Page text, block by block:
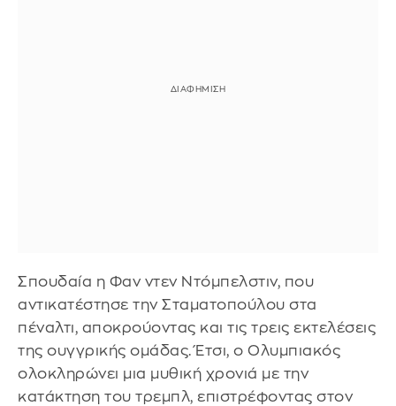
Σπουδαία η Φαν ντεν Ντόμπελστιν, που
αντικατέστησε την Σταματοπούλου στα
πέναλτι, αποκρούοντας και τις τρεις εκτελέσεις
της ουγγρικής ομάδας. Έτσι, ο Ολυμπιακός
ολοκληρώνει μια μυθική χρονιά με την
κατάκτηση του τρεμπλ, επιστρέφοντας στον